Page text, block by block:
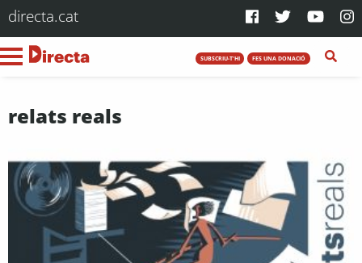
directa.cat
SUBSCRIU-T'HI FES UNA DONACIÓ
relats reals